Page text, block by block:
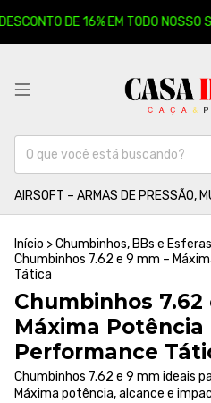
DE 16% EM TODO NOSSO
AIRSOFT – ARMAS DE PRESSÃO,
Início >Chumbinhos, BBs e
Chumbinhos 7.62 e 9 mm –
Tática
Chumbinhos 7.62
Máxima Potência
Performance
Chumbinhos 7.62 e 9 mm ideais
Máxima potência, alcance e